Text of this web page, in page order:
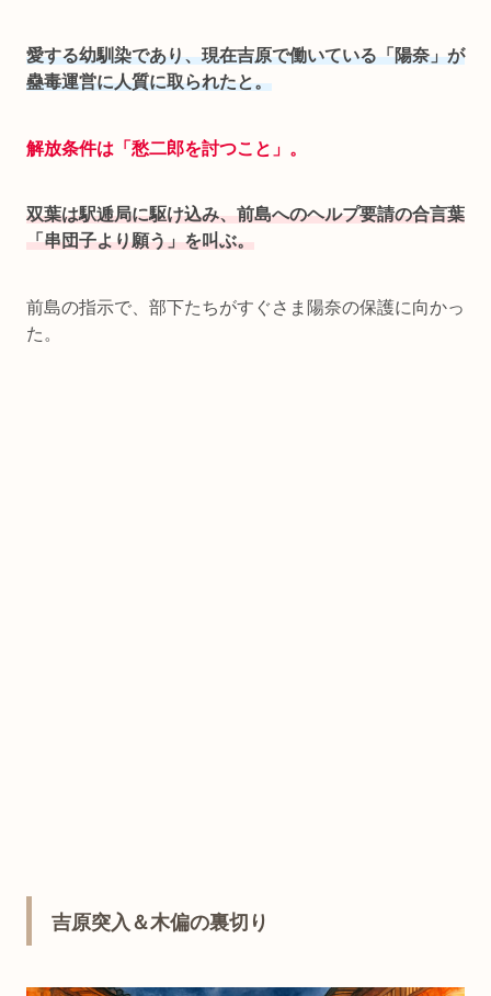
愛する幼馴染であり、現在吉原で働いている「陽奈」が
蠱毒運営に人質に取られたと。
解放条件は「愁二郎を討つこと」。
双葉は駅逓局に駆け込み、前島へのヘルプ要請の合言葉
「串団子より願う」を叫ぶ。
前島の指示で、部下たちがすぐさま陽奈の保護に向かっ
た。
吉原突入＆木偏の裏切り